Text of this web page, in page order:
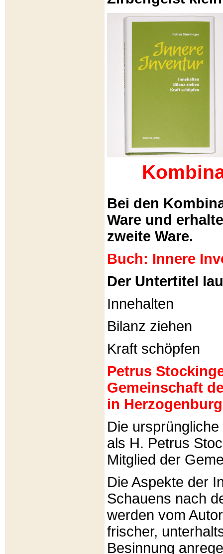
Bei den
Ware und
zweite Ware.
Buch: Innere
Der Untertitel
Innehalten
Bilanz ziehen
Kraft schöpfen
Petrus
Gemeinschaft
in
Die
als H. Petrus
Mitglied der
Die Aspekte der
Schauens nach
werden vom
frischer,
Besinnung